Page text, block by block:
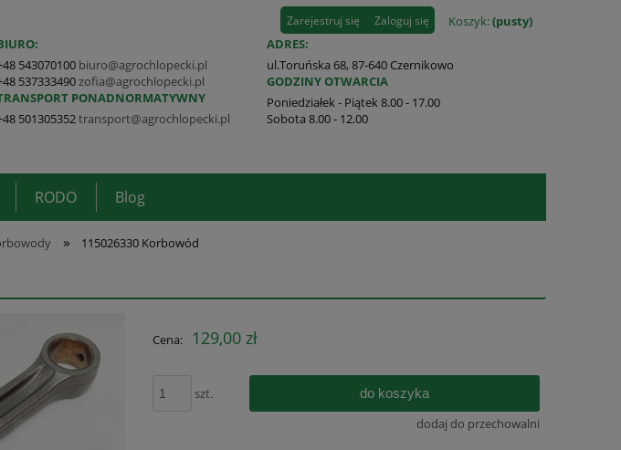
Koszyk:(pusty)
Zarejestruj się Zaloguj się
543070100 biuro@agrochlopecki.pl
537333490 zofia@agrochlopecki.pl
PONADNORMATYWNY
501305352transport@agrochlopecki.pl
ADRES:
ul.Toruńska 68, 87-640 Czernikowo
GODZINY OTWARCIA
Poniedziałek - Piątek 8.00 - 17.00
Sobota 8.00 - 12.00
RODO Blog
» 115026330 Korbowód
Cena: 129,00 zł
szt. do koszyka
dodaj do przechowalni